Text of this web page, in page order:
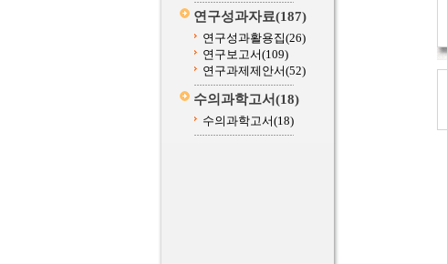
연구성과자료(187)
연구성과활용집(26)
연구보고서(109)
연구과제제안서(52)
수의과학고서(18)
수의과학고서(18)